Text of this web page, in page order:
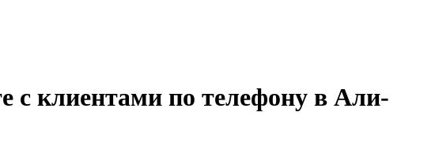
с клиентами по телефону в Али-